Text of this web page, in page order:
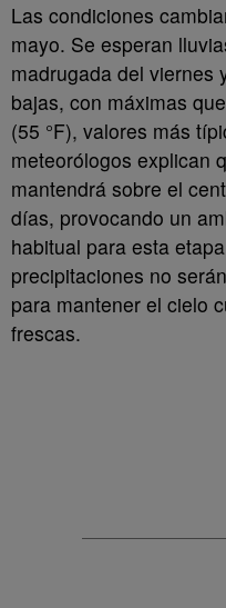
Las condiciones
mayo. Se esperan
madrugada del viernes
bajas, con máximas
(55 °F), valores más
meteorólogos explican
mantendrá sobre el
días, provocando un
habitual para esta
precipitaciones no
para mantener el cielo
frescas.